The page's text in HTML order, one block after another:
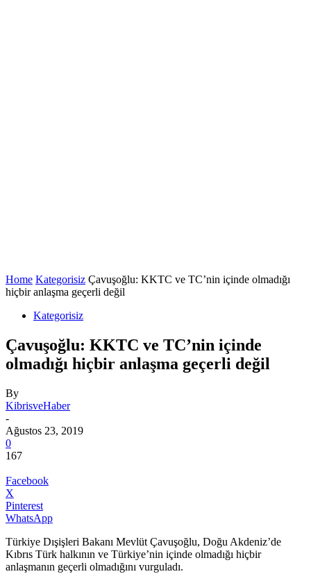
Home Kategorisiz Çavuşoğlu: KKTC ve TC’nin içinde olmadığı
hiçbir anlaşma geçerli değil
Kategorisiz
Çavuşoğlu: KKTC ve TC’nin içinde
olmadığı hiçbir anlaşma geçerli değil
By
KibrisveHaber
-
Ağustos 23, 2019
0
167
Facebook
X
Pinterest
WhatsApp
Türkiye Dışişleri Bakanı Mevlüt Çavuşoğlu, Doğu Akdeniz’de
Kıbrıs Türk halkının ve Türkiye’nin içinde olmadığı hiçbir
anlaşmanın geçerli olmadığını vurguladı.